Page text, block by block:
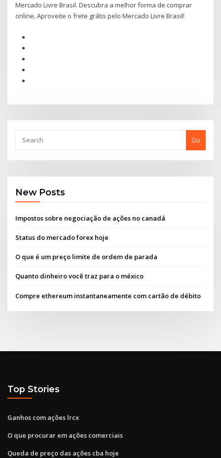
Mercado Livre Brasil. Descubra a melhor forma de comprar
online. Aproveite o frete grátis pelo Mercado Livre Brasil!
Go
New Posts
Impostos sobre negociação de ações no canadá
Status do mercado forex hoje
O que é um preço limite de ordem de parada
Quanto dinheiro você traz para o méxico
Compre ethereum instantaneamente com cartão de débito
Top Stories
Ganhos com ações lrcx
O que procurar em ações comerciais
Queda de preço das ações cba hoje